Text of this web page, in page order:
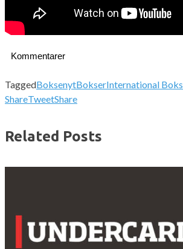
Kommentarer
TaggedBoksenytBokserInternational
ShareTweetShare
Related Posts